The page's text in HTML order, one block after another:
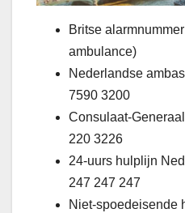
Britse
ambulance)
Nederlandse
7590 3200
Consulaat-
220 3226
24-uurs hulplijn
247 247 247
Niet-spoedeisende